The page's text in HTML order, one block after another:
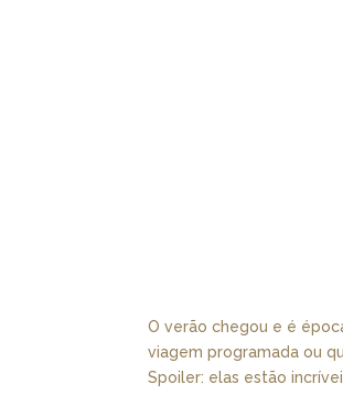
O verão chegou e é
viagem programada ou
Spoiler: elas estão